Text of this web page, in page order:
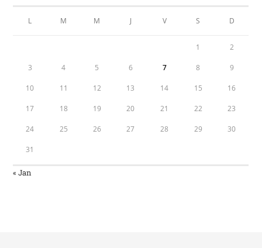
L M M J V S D
1 2
3 4 5 6 7 8 9
10 11 12 13 14 15 16
17 18 19 20 21 22 23
24 25 26 27 28 29 30
31
« Jan